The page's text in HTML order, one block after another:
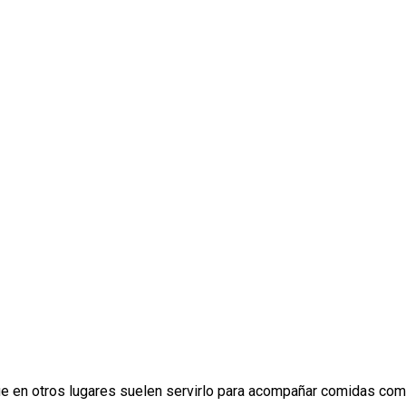
en otros lugares suelen servirlo para acompañar comidas